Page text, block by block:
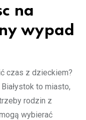
na
wypad
czas z dzieckiem?
to miasto,
rodzin z
wybierać